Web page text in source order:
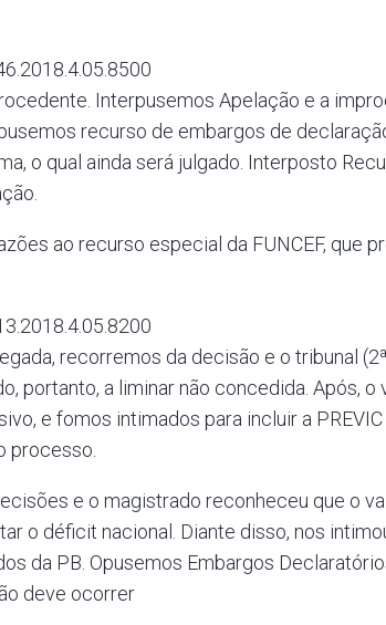
Interpusemos Apelação e a
recurso de embargos de
o qual ainda será julgado. Interposto
ao recurso especial da FUNCEF, que
recorremos da decisão e o tribunal
portanto, a liminar não concedida. Após,
e fomos intimados para incluir a
processo.
e o magistrado reconheceu que o
o déficit nacional. Diante disso, nos
da PB. Opusemos Embargos
deve ocorrer